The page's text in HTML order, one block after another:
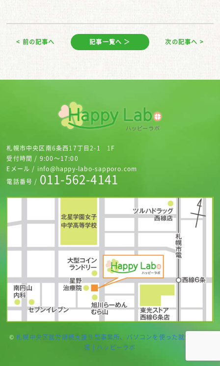
< 前の記事へ 記事一覧へ ＞ 次の記事へ >
札幌市中央区南6条西17丁目2-1 1F
受付時間 / 9:00～17:00
Eメール / info@happy-labo-sapporo.com
電話番号 / 011-562-4141
©札幌中央区就労継続支援Ｂ型事業所、パソコンを使った就労継続支
援 | ハッピーラボ